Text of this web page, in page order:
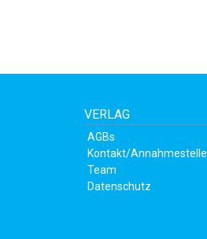
VERLAG
AGBs
Kontakt/Annahmestelle
Team
Datenschutz